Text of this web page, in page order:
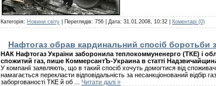
Категорія: Новини світу | Переглядів: 756 | Дата: 31.01.2008, 10:32 Коментарі (0)
Нафтогаз обрав кардинальний спосіб боротьби
НАК Нафтогаз України заборонила теплокоммуненерго (ТКЕ) і
спожитий газ, пише КоммерсантЪ-Украина в статті
У компанії заявляють, що в такий спосіб хочуть домогтися від
намагається перекласти відповідальність за несанкціонований відбір
заборгованості ТКЕ й об
Читати далі »